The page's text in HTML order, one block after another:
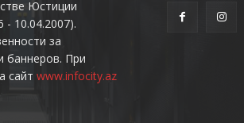
Юстиции
10.04.2007).
за
баннеров. При
сайт www.infocity.az